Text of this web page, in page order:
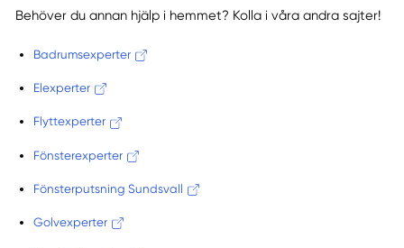
Behöver du annan hjälp i hemmet? Kolla i våra andra sajter!
Badrumsexperter
Elexperter
Flyttexperter
Fönsterexperter
Fönsterputsning Sundsvall
Golvexperter